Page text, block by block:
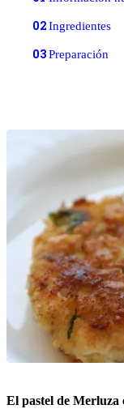
02Ingredientes
03Preparación
El pastel de Merluza